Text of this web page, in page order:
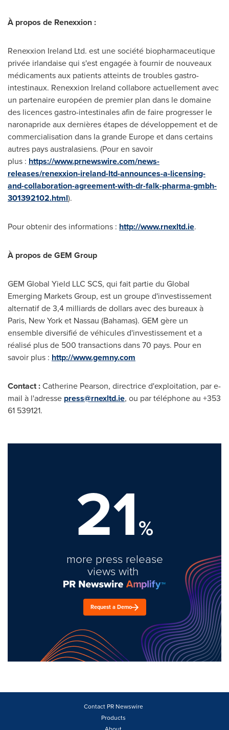
À propos de Renexxion :
Renexxion Ireland Ltd. est une société biopharmaceutique
privée irlandaise qui s'est engagée à fournir de nouveaux
médicaments aux patients atteints de troubles gastro-
intestinaux. Renexxion Ireland collabore actuellement avec
un partenaire européen de premier plan dans le domaine
des licences gastro-intestinales afin de faire progresser le
naronapride aux dernières étapes de développement et de
commercialisation dans la grande Europeet dans certains
autres pays australasiens. (Pour en savoir
plus : https://www.prnewswire.com/news-
releases/renexxion-ireland-ltd-announces-a-licensing-
and-collaboration-agreement-with-dr-falk-pharma-gmbh-
301392102.html).
Pour obtenir des informations : http://www.rnexltd.ie.
À propos de GEM Group
GEM Global Yield LLC SCS, qui fait partie du Global
Emerging Markets Group, est un groupe d'investissement
alternatif de 3,4 milliards de dollars avec des bureaux à
Paris, New Yorket Nassau (Bahamas). GEM gère un
ensemble diversifié de véhicules d'investissement et a
réalisé plus de 500 transactions dans 70 pays. Pour en
savoir plus : http://www.gemny.com
Contact :Catherine Pearson, directrice d'exploitation, par e-
mail à l'adresse press@rnexltd.ie, ou par téléphone au +353
61 539121.
21%
more press release
views with
Request a Demo
Contact PR Newswire
Products